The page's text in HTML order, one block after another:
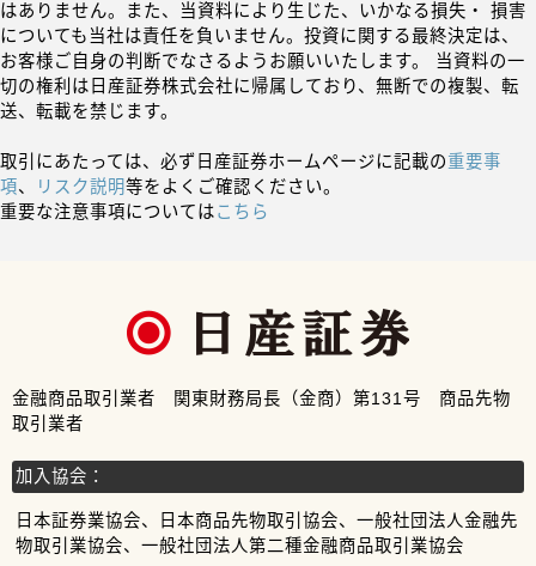
はありません。また、当資料により生じた、いかなる損失・ 損害
についても当社は責任を負いません。投資に関する最終決定は、
お客様ご自身の判断でなさるようお願いいたします。 当資料の一
切の権利は日産証券株式会社に帰属しており、無断での複製、転
送、転載を禁じます。
取引にあたっては、必ず日産証券ホームページに記載の重要事
項、 リスク説明等をよくご確認ください。
重要な注意事項についてはこちら
金融商品取引業者 関東財務局長（金商）第131号 商品先物
取引業者
加入協会：
日本証券業協会、日本商品先物取引協会、一般社団法人金融先
物取引業協会、一般社団法人第二種金融商品取引業協会